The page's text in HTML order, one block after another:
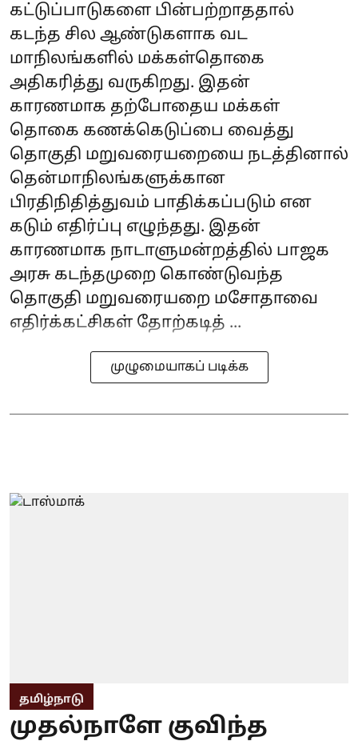
கட்டுப்பாடுகளை பின்பற்றாததால்
கடந்த சில ஆண்டுகளாக வட
மாநிலங்களில் மக்கள்தொகை
அதிகரித்து வருகிறது. இதன்
காரணமாக தற்போதைய மக்கள்
தொகை கணக்கெடுப்பை வைத்து
தொகுதி மறுவரையறையை நடத்தினால்
தென்மாநிலங்களுக்கான
பிரதிநிதித்துவம் பாதிக்கப்படும் என
கடும் எதிர்ப்பு எழுந்தது. இதன்
காரணமாக நாடாளுமன்றத்தில் பாஜக
அரசு கடந்தமுறை கொண்டுவந்த
தொகுதி மறுவரையறை மசோதாவை
எதிர்க்கட்சிகள் தோற்கடித் ...
முழுமையாகப் படிக்க
தமிழ்நாடு
முதல்நாளே குவிந்த